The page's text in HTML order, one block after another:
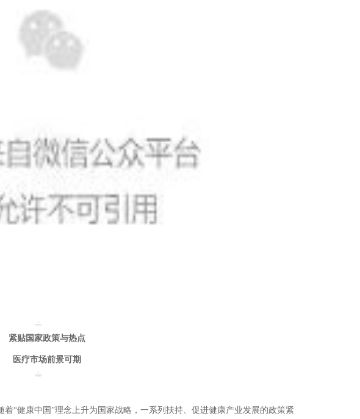
紧贴国家政策与热点
医疗市场前景可期
“健康中国”理念上升为国家战略，一系列扶持、促进健康产业发展的政策紧